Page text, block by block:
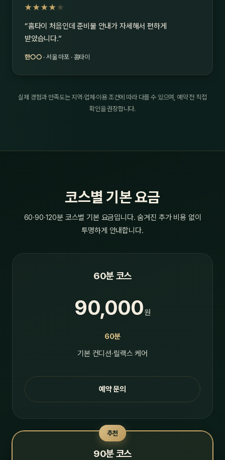
★★★★ ★
“홈타이 처음인데 준비물 안내가 자세해서 편하게
받았습니다.”
한○○ · 서울 마포 · 홈타이
실제 경험과 만족도는 지역·업체·이용 조건에 따라 다를 수 있으며, 예약 전 직접
확인을 권장합니다.
코스별 기본 요금
60·90·120분 코스별 기본 요금입니다. 숨겨진 추가 비용 없이
투명하게 안내합니다.
60분 코스
90,000원
60분
기본 컨디션·릴랙스 케어
예약 문의
추천
90분 코스